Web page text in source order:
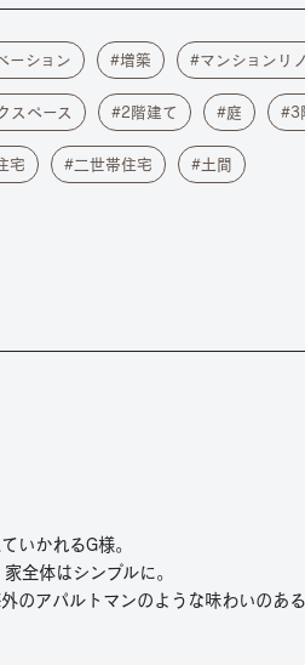
ーション 増築 マンションリ
スペース 2階建て 庭 3
宅 二世帯住宅 土間
いかれるG様。
全体はシンプルに。
のアパルトマンのような味わいのあ